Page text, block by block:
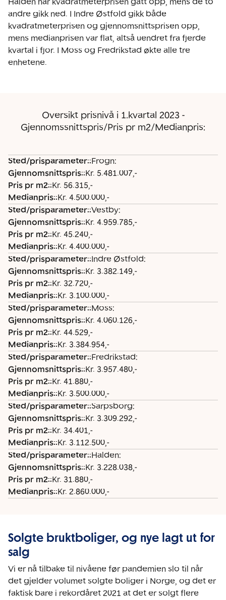
andre gikk ned. I Indre Østfold gikk både
kvadratmeterprisen og gjennomsnittsprisen opp,
mens medianprisen var flat, altså uendret fra fjerde
kvartal i fjor. I Moss og Fredrikstad økte alle tre
enhetene.
Oversikt prisnivå i 1.kvartal 2023 -
Gjennomssnittspris/Pris pr m2/Medianpris:
St
e
d
/
p
ri
s
p
a
r
a
m
e
t
e
r:
G
je
n
n
o
m
s
ni
tt
s
p
ri
s:
P
ri
s
p
r
m
2:
M
e
di
a
n
p
ri
s:
Sted/prisparameter::Frogn:
Gjennomsnittspris::Kr. 5.481.007,-
Pris pr m2::Kr. 56.315,-
Medianpris::Kr. 4.500.000,-
Sted/prisparameter::Vestby:
Gjennomsnittspris::Kr. 4.959.785,-
Pris pr m2::Kr. 45.240,-
Medianpris::Kr. 4.400.000,-
Sted/prisparameter::Indre Østfold:
Gjennomsnittspris::Kr. 3.382.149,-
Pris pr m2::Kr. 32.720,-
Medianpris::Kr. 3.100.000,-
Sted/prisparameter::Moss:
Gjennomsnittspris::Kr. 4.060.126,-
Pris pr m2::Kr. 44.529,-
Medianpris::Kr. 3.384.954,-
Sted/prisparameter::Fredrikstad:
Gjennomsnittspris::Kr. 3.957.480,-
Pris pr m2::Kr. 41.880,-
Medianpris::Kr. 3.500.000,-
Sted/prisparameter::Sarpsborg:
Gjennomsnittspris::Kr. 3.309.292,-
Pris pr m2::Kr. 34.401,-
Medianpris::Kr. 3.112.500,-
Sted/prisparameter::Halden:
Gjennomsnittspris::Kr. 3.228.038,-
Pris pr m2::Kr. 31.880,-
Medianpris::Kr. 2.860.000,-
Solgte bruktboliger, og nye lagt ut for
salg
Vi er nå tilbake til nivåene før pandemien slo til når
det gjelder volumet solgte boliger i Norge, og det er
faktisk bare i rekordåret 2021 at det er solgt flere